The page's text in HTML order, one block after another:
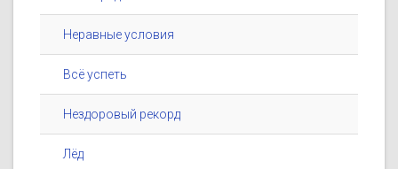
Неравные условия
Всё успеть
Нездоровый рекорд
Лёд